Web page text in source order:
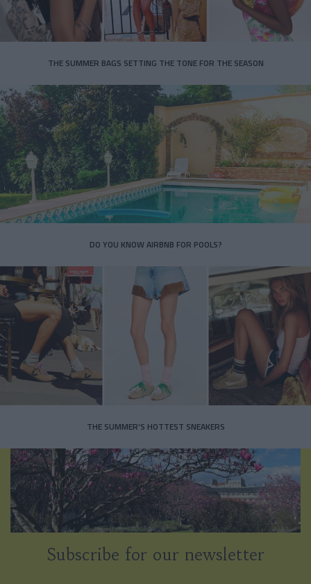
THE SUMMER BAGS SETTING THE TONE FOR THE SEASON
DO YOU KNOW AIRBNB FOR POOLS?
THE SUMMER’S HOTTEST SNEAKERS
Subscribe for our newsletter